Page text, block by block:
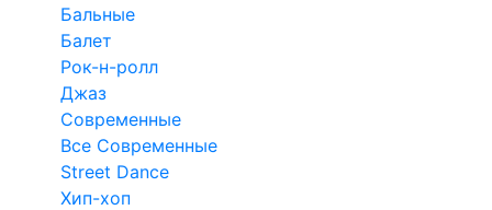
Бальные
Балет
Рок-н-ролл
Джаз
Современные
Все Современные
Street Dance
Хип-хоп